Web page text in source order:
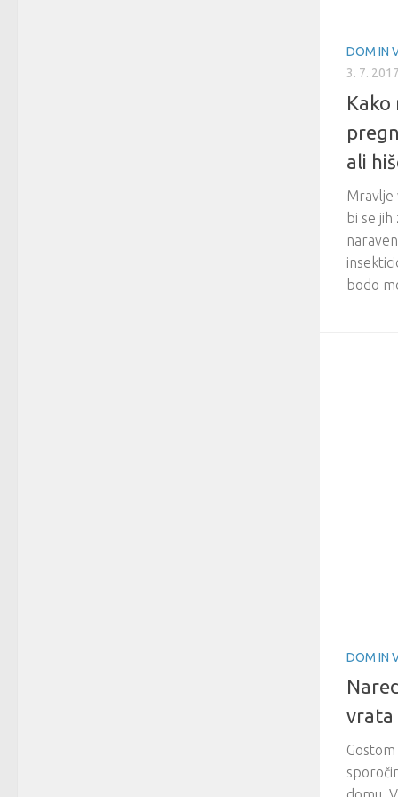
DOM IN
3. 7. 2017
Kako
ali
Mravlje
bi se
bodo
DOM IN
vrata